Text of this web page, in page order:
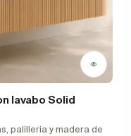
lavabo Solid
palilleria y madera de